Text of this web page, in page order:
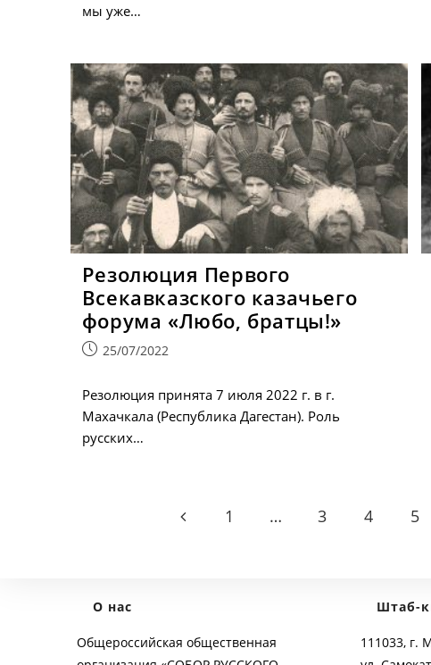
мы уже…
Резолюция Первого
Всекавказского казачьего
форума «Любо, братцы!»
Запись25/07/2022
Резолюция принята 7 июля 2022 г. в г.
Махачкала (Республика Дагестан). Роль
русских…
Go to the previous page
1 … 3 4 5
О нас
Общероссийская общественная
Штаб-
111033, г.